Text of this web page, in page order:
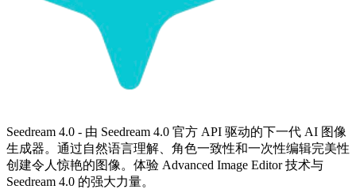
Seedream 4.0 - 由 Seedream 4.0 官方 API 驱动的下一代 AI 图像
生成器。通过自然语言理解、角色一致性和一次性编辑完美性
创建令人惊艳的图像。体验 Advanced Image Editor 技术与
Seedream 4.0 的强大力量。